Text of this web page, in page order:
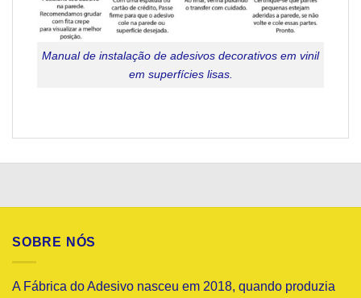
Manual de instalação de adesivos decorativos em vinil
em superfícies lisas.
SOBRE NÓS
A Fábrica do Adesivo nasceu em 2018, quando produzia